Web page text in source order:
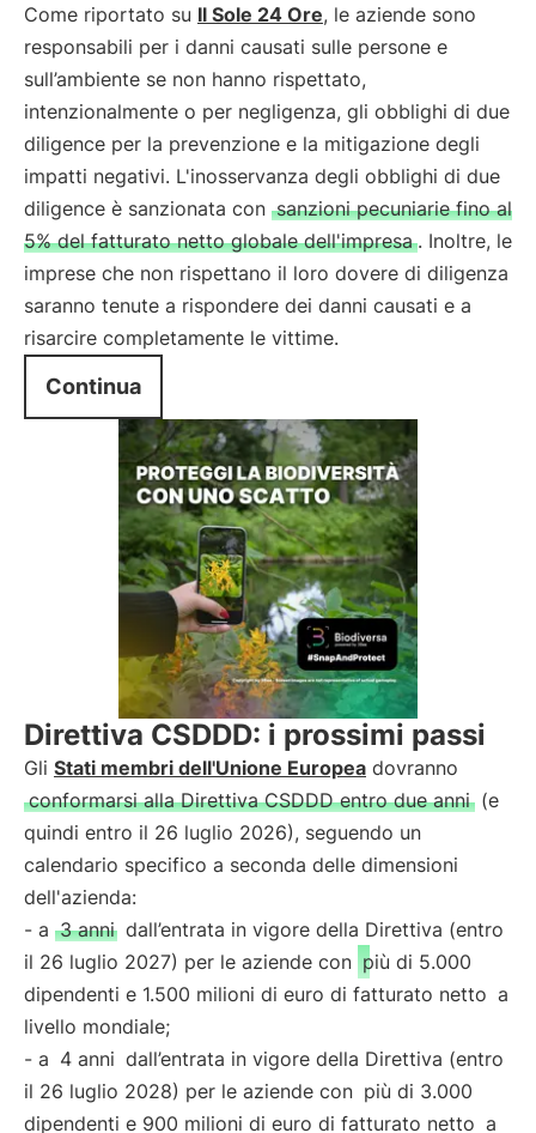
Come riportato su Il Sole 24 Ore, le aziende sono
responsabili per i danni causati sulle persone e
sull’ambiente se non hanno rispettato,
intenzionalmente o per negligenza, gli obblighi di due
diligence per la prevenzione e la mitigazione degli
impatti negativi. L'inosservanza degli obblighi di due
diligence è sanzionata con sanzioni pecuniarie fino al
5% del fatturato netto globale dell'impresa . Inoltre, le
imprese che non rispettano il loro dovere di diligenza
saranno tenute a rispondere dei danni causati e a
risarcire completamente le vittime.
Continua
Direttiva CSDDD: i prossimi passi
Gli Stati membri dell'Unione Europea dovranno
conformarsi alla Direttiva CSDDD entro due anni (e
quindi entro il 26 luglio 2026), seguendo un
calendario specifico a seconda delle dimensioni
dell'azienda:
- a 3 anni dall’entrata in vigore della Direttiva (entro
il 26 luglio 2027) per le aziende con più di 5.000
dipendenti e 1.500 milioni di euro di fatturato netto a
livello mondiale;
- a 4 anni dall’entrata in vigore della Direttiva (entro
il 26 luglio 2028) per le aziende con più di 3.000
dipendenti e 900 milioni di euro di fatturato netto a